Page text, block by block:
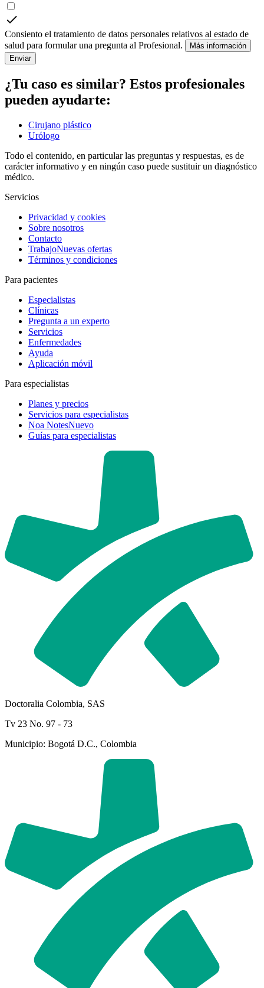
Consiento el tratamiento de datos personales relativos al estado de
salud para formular una pregunta al Profesional.
Más información
Enviar
¿Tu caso es similar? Estos profesionales
pueden ayudarte:
Cirujano plástico
Urólogo
Todo el contenido, en particular las preguntas y respuestas, es de
carácter informativo y en ningún caso puede sustituir un diagnóstico
médico.
Servicios
Privacidad y cookies
Sobre nosotros
Contacto
TrabajoNuevas ofertas
Términos y condiciones
Para pacientes
Especialistas
Clínicas
Pregunta a un experto
Servicios
Enfermedades
Ayuda
Aplicación móvil
Para especialistas
Planes y precios
Servicios para especialistas
Noa NotesNuevo
Guías para especialistas
Doctoralia Colombia, SAS
Tv 23 No. 97 - 73
Municipio: Bogotá D.C., Colombia